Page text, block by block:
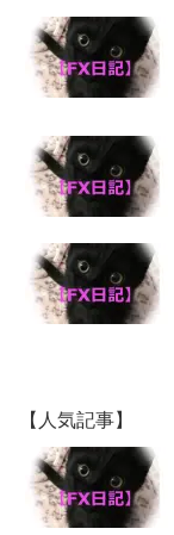
【人気記事】